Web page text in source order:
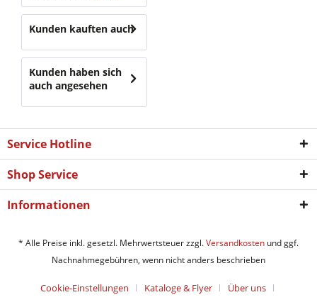
Kunden kauften auch
Kunden haben sich
auch angesehen
Service Hotline
Shop Service
Informationen
* Alle Preise inkl. gesetzl. Mehrwertsteuer zzgl.Versandkosten und ggf.
Nachnahmegebühren, wenn nicht anders beschrieben
Cookie-Einstellungen Kataloge & Flyer
Über uns